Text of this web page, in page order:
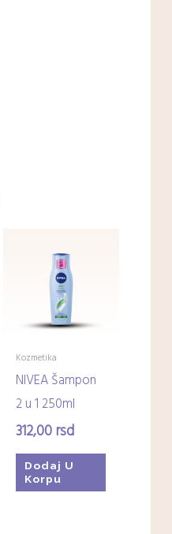
Kozmetika
NIVEA Šampon
2 u 1 250ml
312,00rsd
Dodaj U
Korpu